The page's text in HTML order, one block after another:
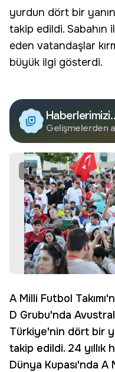
yurdun dört bir
takip edildi. Sabahın
eden vatandaşlar
büyük ilgi gösterdi.
Haberlerimizi
Google'da
Edin
Gelişmelerden
1
A Milli Futbol
D Grubu'nda
Türkiye'nin dört bir
takip edildi. 24
Dünya Kupası'nda A